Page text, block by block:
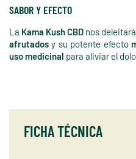
SABOR Y EFECTO
La Kama Kush CBD nos
afrutados y su potente efecto
uso medicinal para aliviar el
FICHA TÉCNICA